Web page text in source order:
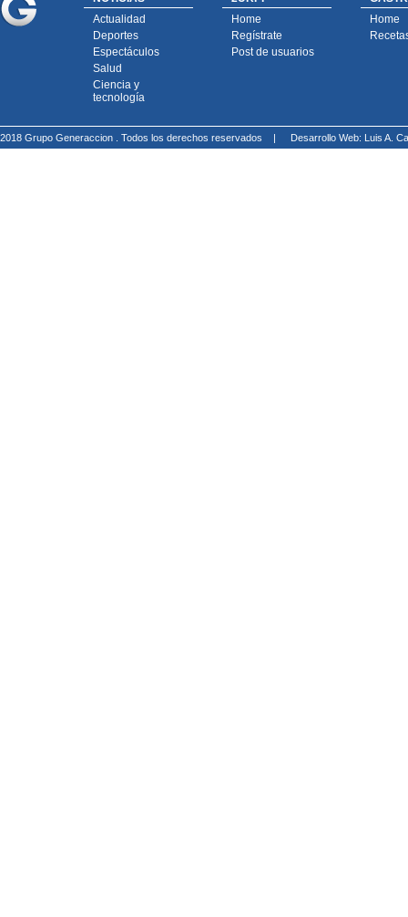
Actualidad
Deportes
Espectáculos
Salud
Ciencia y
tecnología
Home
Regístrate
Post de usuarios
Home
2018 Grupo Generaccion . Todos los derechos reservados | Desarrollo Web: Luis